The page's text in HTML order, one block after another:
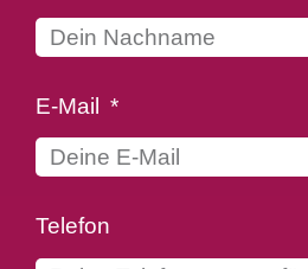
E-Mail
Telefon